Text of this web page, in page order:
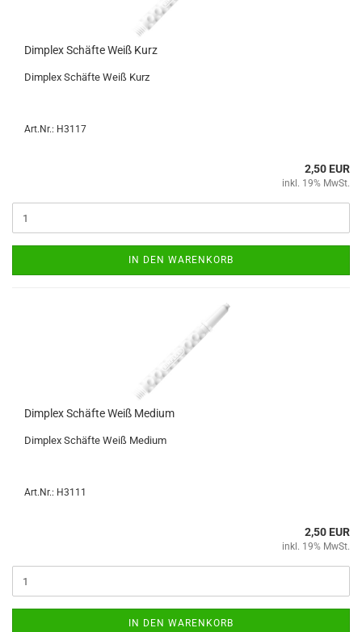
Dim­plex Schäf­te Weiß Kurz
Dim­plex Schäf­te Weiß Kurz
Art.Nr.: H3117
2,50 EUR
inkl. 19% MwSt.
IN DEN WARENKORB
Dim­plex Schäf­te Weiß Me­di­um
Dim­plex Schäf­te Weiß Me­di­um
Art.Nr.: H3111
2,50 EUR
inkl. 19% MwSt.
IN DEN WARENKORB